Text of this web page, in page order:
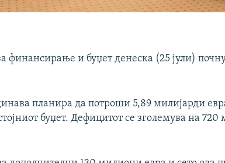
финансирање и буџет денеска (25 јули)
планира да потроши 5,89 милијарди
буџет. Дефицитот се зголемува на